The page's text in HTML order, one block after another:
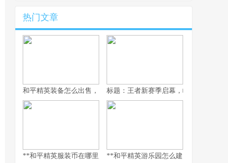
热门文章
和平精英装备怎么出售，资深玩家的交易谋略副标题，虚拟战场的
标题：王者新赛季启幕，峡谷变革与玩
**和平精英服装币在哪里用，老兵的时尚购物指南，副标题，揭秘
**和平精英游乐园怎么建：从虚拟战场